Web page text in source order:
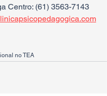
Centro: (61) 3563-7143
no TEA